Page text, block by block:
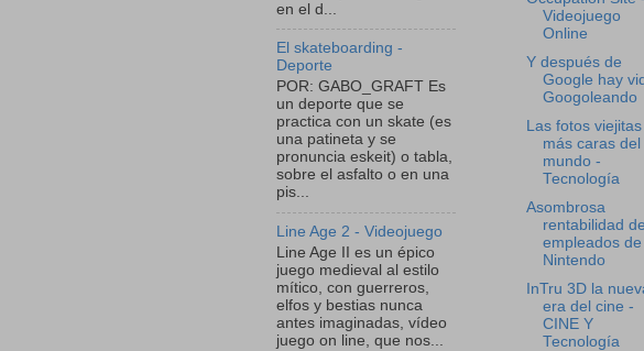
en el d...
El skateboarding -
Deporte
POR: GABO_GRAFT Es
un deporte que se
practica con un skate (es
una patineta y se
pronuncia eskeit) o tabla,
sobre el asfalto o en una
pis...
Line Age 2 - Videojuego
Line Age II es un épico
juego medieval al estilo
mítico, con guerreros,
elfos y bestias nunca
antes imaginadas, vídeo
juego on line, que nos...
Videojuego
Online
Y después de
Google hay
Googoleando
Las fotos viejitas
más caras del
mundo -
Tecnología
Asombrosa
rentabilidad
empleados de
Nintendo
InTru 3D la
era del cine -
CINE Y
Tecnología